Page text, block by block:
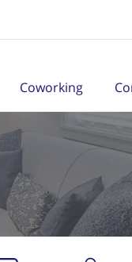
Coworking